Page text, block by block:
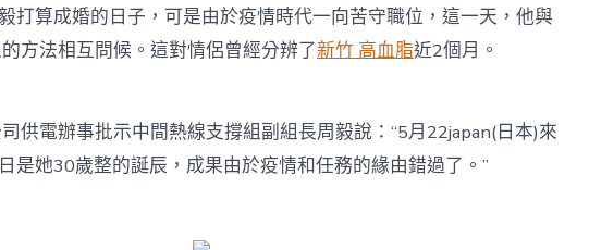
打算成婚的日子，可是由於疫情時代一向苦守職位，這一天，他與
方法相互問候。這對情侶曾經分辨了新竹 高血脂近2個月。
供電辦事批示中間熱線支撐組副組長周毅說：“5月22japan(日本)來
是她30歲整的誕辰，成果由於疫情和任務的緣由錯過了。”